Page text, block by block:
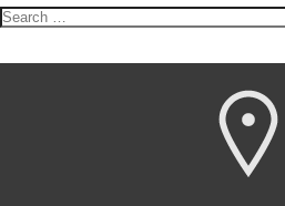
Search